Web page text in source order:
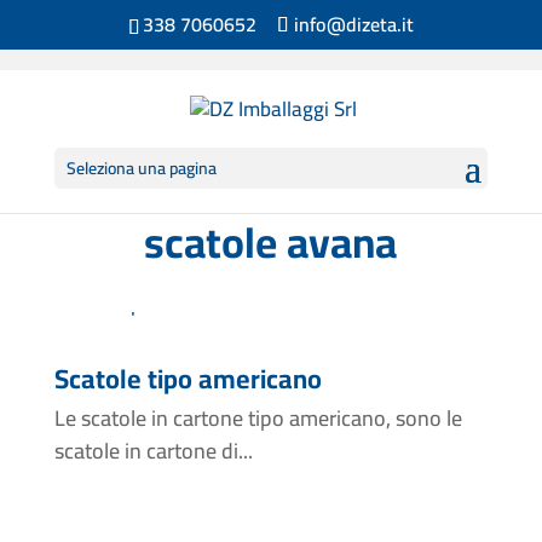
338 7060652 info@dizeta.it
Seleziona una pagina
scatole avana
Scatole tipo americano
Le scatole in cartone tipo americano, sono le
scatole in cartone di...